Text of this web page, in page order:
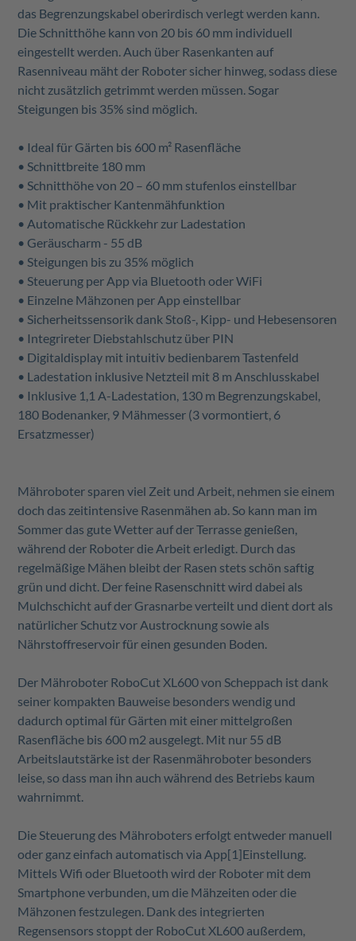
das Begrenzungskabel oberirdisch verlegt werden kann.
Die Schnitthöhe kann von 20 bis 60 mm individuell
eingestellt werden. Auch über Rasenkanten auf
Rasenniveau mäht der Roboter sicher hinweg, sodass diese
nicht zusätzlich getrimmt werden müssen. Sogar
Steigungen bis 35% sind möglich.
• Ideal für Gärten bis 600 m² Rasenfläche
• Schnittbreite 180 mm
• Schnitthöhe von 20 – 60 mm stufenlos einstellbar
• Mit praktischer Kantenmähfunktion
• Automatische Rückkehr zur Ladestation
• Geräuscharm - 55 dB
• Steigungen bis zu 35% möglich
• Steuerung per App via Bluetooth oder WiFi
• Einzelne Mähzonen per App einstellbar
• Sicherheitssensorik dank Stoß-, Kipp- und Hebesensoren
• Integrireter Diebstahlschutz über PIN
• Digitaldisplay mit intuitiv bedienbarem Tastenfeld
• Ladestation inklusive Netzteil mit 8 m Anschlusskabel
• Inklusive 1,1 A-Ladestation, 130 m Begrenzungskabel,
180 Bodenanker, 9 Mähmesser (3 vormontiert, 6
Ersatzmesser)
Mähroboter sparen viel Zeit und Arbeit, nehmen sie einem
doch das zeitintensive Rasenmähen ab. So kann man im
Sommer das gute Wetter auf der Terrasse genießen,
während der Roboter die Arbeit erledigt. Durch das
regelmäßige Mähen bleibt der Rasen stets schön saftig
grün und dicht. Der feine Rasenschnitt wird dabei als
Mulchschicht auf der Grasnarbe verteilt und dient dort als
natürlicher Schutz vor Austrocknung sowie als
Nährstoffreservoir für einen gesunden Boden.
Der Mähroboter RoboCut XL600 von Scheppach ist dank
seiner kompakten Bauweise besonders wendig und
dadurch optimal für Gärten mit einer mittelgroßen
Rasenfläche bis 600 m2 ausgelegt. Mit nur 55 dB
Arbeitslautstärke ist der Rasenmähroboter besonders
leise, so dass man ihn auch während des Betriebs kaum
wahrnimmt.
Die Steuerung des Mähroboters erfolgt entweder manuell
oder ganz einfach automatisch via App[1]Einstellung.
Mittels Wifi oder Bluetooth wird der Roboter mit dem
Smartphone verbunden, um die Mähzeiten oder die
Mähzonen festzulegen. Dank des integrierten
Regensensors stoppt der RoboCut XL600 außerdem,